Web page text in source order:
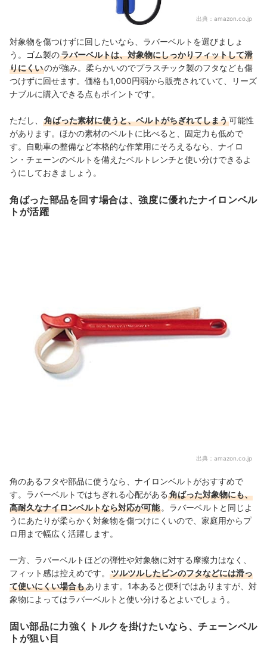
出典： amazon.co.jp
対象物を傷つけずに回したいなら、ラバーベルトを選びましょ
う。ゴム製のラバーベルトは、対象物にしっかりフィットして滑
りにくいのが強み。柔らかいのでプラスチック製のフタなども傷
つけずに回せます。価格も1,000円弱から販売されていて、リーズ
ナブルに購入できる点もポイントです。
ただし、 角ばった素材に使うと、ベルトがちぎれてしまう可能性
があります。ほかの素材のベルトに比べると、固定力も低めで
す。自動車の整備など本格的な作業用にそろえるなら、ナイロ
ン・チェーンのベルトを備えたベルトレンチと使い分けできるよ
うにしておきましょう。
角ばった部品を回す場合は、強度に優れたナイロンベル
トが活躍
出典： amazon.co.jp
角のあるフタや部品に使うなら、ナイロンベルトがおすすめで
す。ラバーベルトではちぎれる心配がある 角ばった対象物にも、
高耐久なナイロンベルトなら対応が可能 。ラバーベルトと同じよ
うにあたりが柔らかく対象物を傷つけにくいので、家庭用からプ
ロ用まで幅広く活躍します。
一方、ラバーベルトほどの弾性や対象物に対する摩擦力はなく、
フィット感は控えめです。
ツルツルしたビンのフタなどには滑っ
て使いにくい場合もあります。1本あると便利ではありますが、対
象物によってはラバーベルトと使い分けるとよいでしょう。
固い部品に力強くトルクを掛けたいなら、チェーンベル
トが狙い目